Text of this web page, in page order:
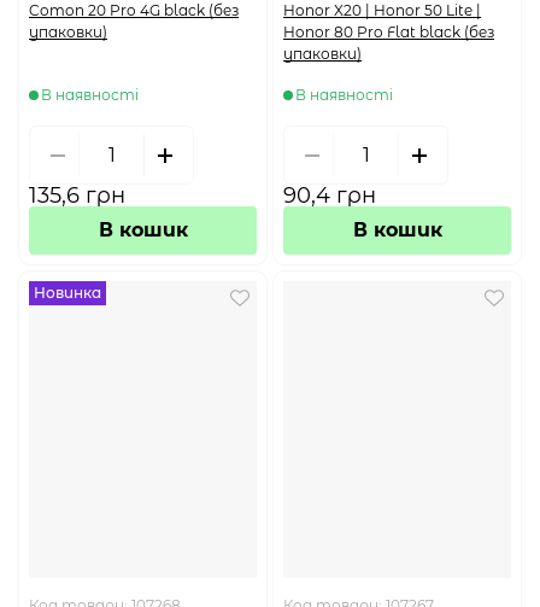
Comon 20 Pro 4G black (без
упаковки)
В наявності
135,6 грн
В кошик
Honor X20 | Honor 50 Lite |
Honor 80 Pro Flat black (без
упаковки)
В наявності
90,4 грн
В кошик
Новинка